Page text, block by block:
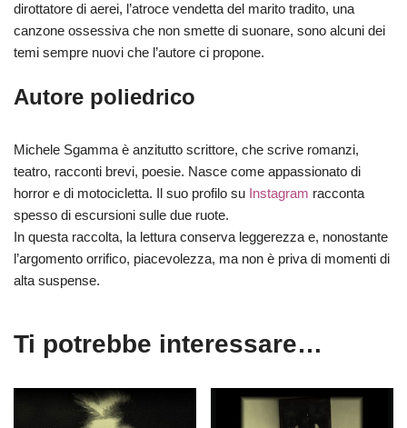
dirottatore di aerei, l’atroce vendetta del marito tradito, una
canzone ossessiva che non smette di suonare, sono alcuni dei
temi sempre nuovi che l’autore ci propone.
Autore poliedrico
Michele Sgamma è anzitutto scrittore, che scrive romanzi,
teatro, racconti brevi, poesie. Nasce come appassionato di
horror e di motocicletta. Il suo profilo su Instagram racconta
spesso di escursioni sulle due ruote.
In questa raccolta, la lettura conserva leggerezza e, nonostante
l’argomento orrifico, piacevolezza, ma non è priva di momenti di
alta suspense.
Ti potrebbe interessare…